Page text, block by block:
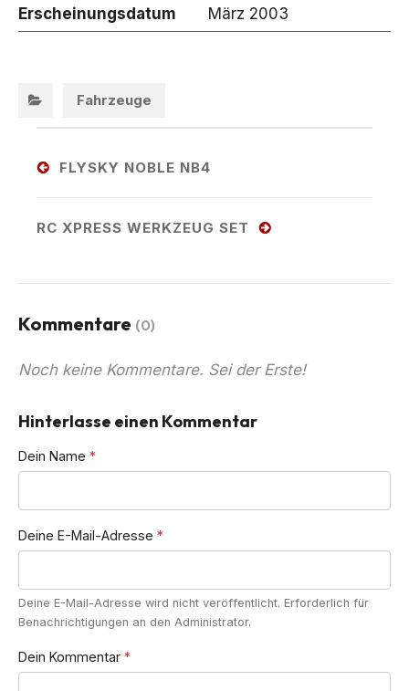
Erscheinungsdatum März 2003
Fahrzeuge
navigation
FLYSKY NOBLE NB4
RC XPRESS WERKZEUG SET
Kommentare (0)
Noch keine Kommentare. Sei der Erste!
Hinterlasse einen Kommentar
Dein Name *
Deine E-Mail-Adresse *
Deine E-Mail-Adresse wird nicht veröffentlicht. Erforderlich für
Benachrichtigungen an den Administrator.
Dein Kommentar *